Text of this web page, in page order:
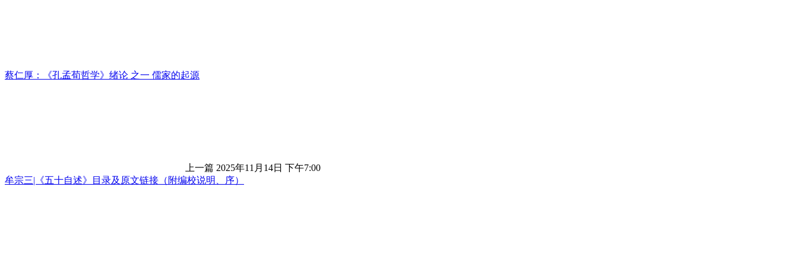
蔡仁厚：《孔孟荀哲学》绪论 之一 儒家的起源
上一篇 2025年11月14日 下午7:00
牟宗三|《五十自述》目录及原文链接（附编校说明、序）